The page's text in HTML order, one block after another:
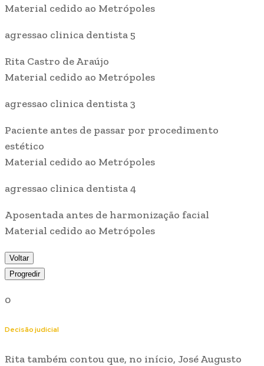
Material cedido ao Metrópoles
agressao clinica dentista 5
Rita Castro de Araújo
Material cedido ao Metrópoles
agressao clinica dentista 3
Paciente antes de passar por procedimento
estético
Material cedido ao Metrópoles
agressao clinica dentista 4
Aposentada antes de harmonização facial
Material cedido ao Metrópoles
Voltar
Progredir
0
Decisão judicial
Rita também contou que, no início, José Augusto